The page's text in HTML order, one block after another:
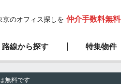
京のオフィス探しを 仲介手数料無料
路線から探す 特集物件
高層ビル物件
ル サービスの流れ
弊社の特徴
無料です